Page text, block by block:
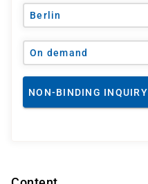
Berlin
On demand
NON-BINDING INQUIRY